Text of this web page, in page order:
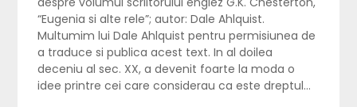
“Eugenia si alte rele”; autor: Dale Ahlquist.
Multumim lui Dale Ahlquist pentru permisiunea de
a traduce si publica acest text. In al doilea
deceniu al sec. XX, a devenit foarte la moda o
idee printre cei care considerau ca este dreptul…